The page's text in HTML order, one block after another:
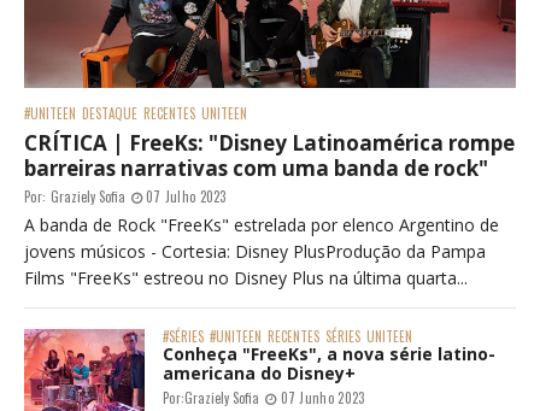
#UNITEEN DESTAQUE RECENTES UNITEEN
CRÍTICA | FreeKs: "Disney Latinoamérica rompe
barreiras narrativas com uma banda de rock"
Por: Graziely Sofia 07 Julho 2023
A banda de Rock "FreeKs" estrelada por elenco Argentino de
jovens músicos - Cortesia: Disney PlusProdução da Pampa
Films "FreeKs" estreou no Disney Plus na última quarta...
#SÉRIES #UNITEEN RECENTES SÉRIES UNITEEN
Conheça "FreeKs", a nova série latino-
americana do Disney+
Por:Graziely Sofia 07 Junho 2023